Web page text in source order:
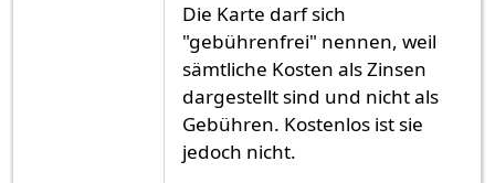
Die Karte darf sich
"gebührenfrei" nennen, weil
sämtliche Kosten als Zinsen
dargestellt sind und nicht als
Gebühren. Kostenlos ist sie
jedoch nicht.